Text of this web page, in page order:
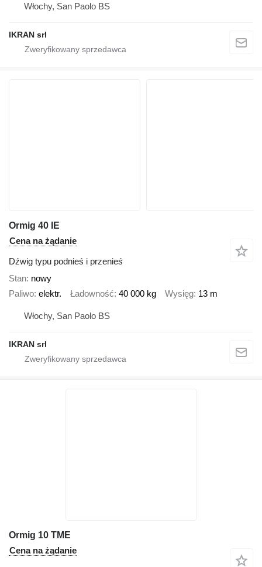
Włochy, San Paolo BS
IKRAN srl
Ormig 40 IE
Cena na żądanie
Dźwig typu podnieś i przenieś
Stan nowy
Paliwo elektr. Ładowność 40 000 kg Wysięg 13 m
Włochy, San Paolo BS
IKRAN srl
Ormig 10 TME
Cena na żądanie